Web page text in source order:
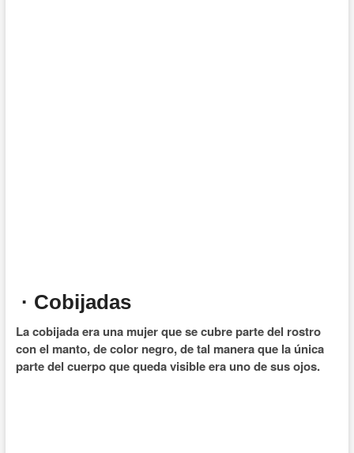
· Cobijadas
La cobijada era una mujer que se cubre parte del rostro
con el manto, de color negro, de tal manera que la única
parte del cuerpo que queda visible era uno de sus ojos.